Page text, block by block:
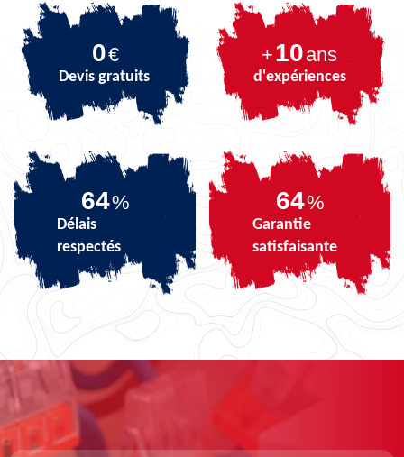
0€
Devis gratuits
+10ans
d'expériences
81%
Délais
respectés
81%
Garantie
satisfaisante